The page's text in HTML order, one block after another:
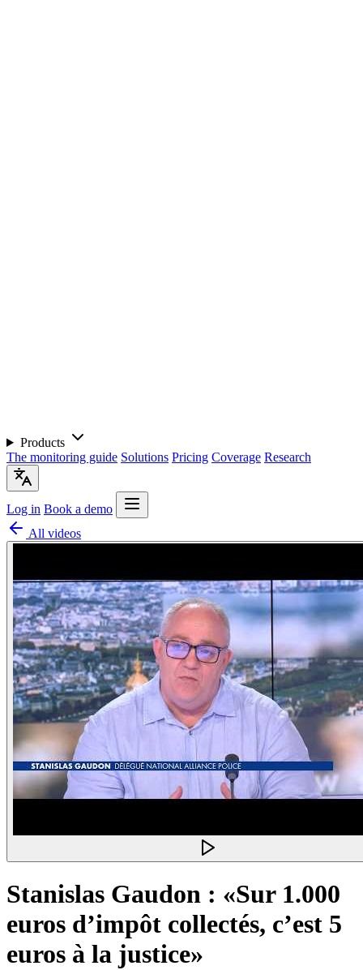
Products
The monitoring guide Solutions Pricing Coverage Research
Log in Book a demo
All videos
Stanislas Gaudon : «Sur 1.000
euros d’impôt collectés, c’est 5
euros à la justice»